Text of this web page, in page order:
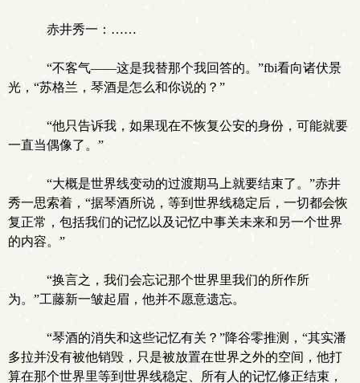
赤井秀一：……
“不客气——这是我替那个我回答的。”fbi看向诸伏景
光，“苏格兰，琴酒是怎么和你说的？”
“他只告诉我，如果现在不恢复公安的身份，可能就要
一直当偶像了。”
“大概是世界线变动的过渡期马上就要结束了。”赤井
秀一思索着，“据琴酒所说，等到世界线稳定后，一切都会恢
复正常，包括我们的记忆以及记忆中事关未来和另一个世界
的内容。”
“换言之，我们会忘记那个世界里我们的所作所
为。”工藤新一皱起眉，他并不愿意遗忘。
“琴酒的消失和这些记忆有关？”降谷零推测，“其实潘
多拉并没有被他销毁，只是被放置在世界之外的空间，他打
算在那个世界里等到世界线稳定、所有人的记忆修正结束，